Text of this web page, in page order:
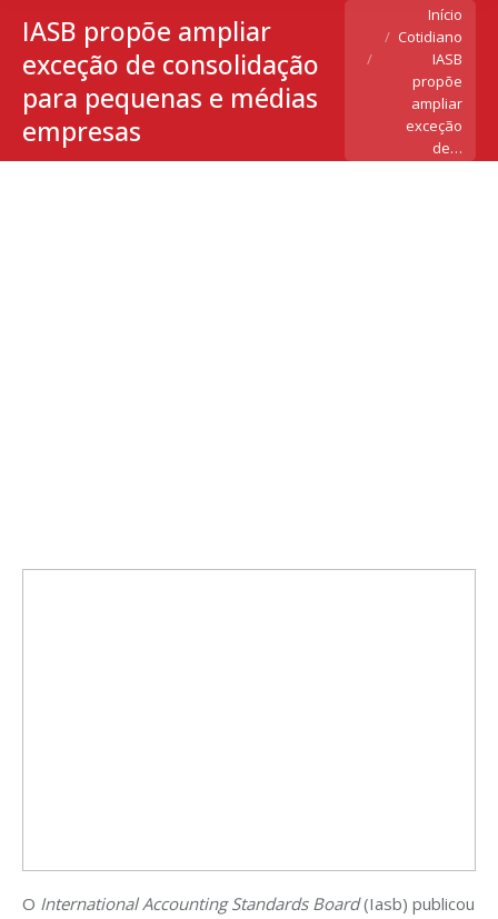
IASB propõe ampliar
exceção de consolidação
para pequenas e médias
empresas
Você está aqui:
Início
Cotidiano
IASB
propõe
ampliar
exceção
de…
O International Accounting Standards Board (Iasb) publicou